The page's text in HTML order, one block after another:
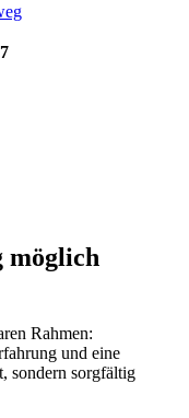
möglich
Rahmen:
und eine
sondern sorgfältig